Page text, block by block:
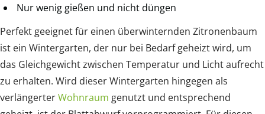
Nur wenig gießen und nicht düngen
Perfekt geeignet für einen überwinternden Zitronenbaum
ist ein Wintergarten, der nur bei Bedarf geheizt wird, um
das Gleichgewicht zwischen Temperatur und Licht aufrecht
zu erhalten. Wird dieser Wintergarten hingegen als
verlängerterWohnraum genutzt und entsprechend